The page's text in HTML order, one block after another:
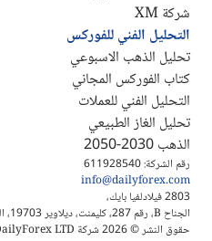
رقم الشركة: 611928540
info@dailyforex.com
2803 فيلادلفيا بايك،
الجناح B، رقم 287، كليمنت، ديلاوير 19703، الولايات المتحدة الأمريكية
حقوق النشر © 2026 شركة DailyForex LTD
شركة XM
التحليل الفني للفوركس
تحليل الذهب الاسبوعي
كتاب الفوركس المجاني
التحليل الفني للعملات
تحليل الغاز الطبيعي
الذهب 2030-2050